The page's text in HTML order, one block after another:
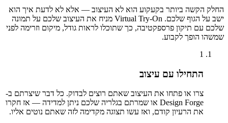
החלק הקשה ביותר בקעקוע הוא לא העיצוב — אלא לא לדעת איך הוא
ישב על הגוף שלכם. Virtual Try-On מניח את העיצוב שלכם על תמונה
שלכם עם תיקון פרספקטיבה, כך שתוכלו לראות גודל, מיקום וזרימה לפני
שמשהו הופך לקבוע.
1
התחילו עם עיצוב
צרו או פתחו את העיצוב שאתם רוצים לבדוק. כל דבר שיצרתם ב-
Design Forge או שמרתם בגלריה שלכם ניתן למדידה — אז חקרו
את הרעיון קודם, ואז עשו תצוגה מקדימה לזה שאתם נוטים אליו.